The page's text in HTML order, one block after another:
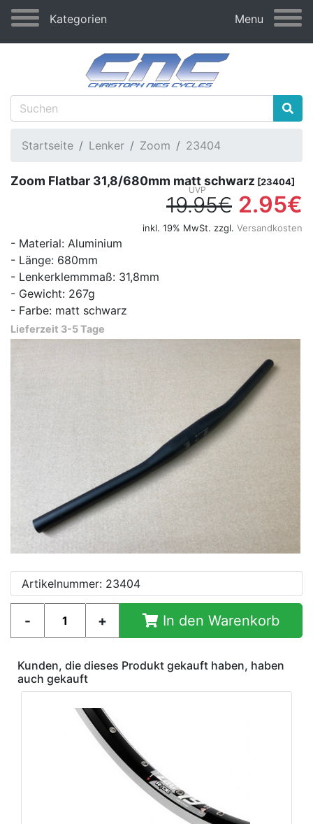
Kategorien Menu
Startseite Lenker Zoom 23404
Zoom Flatbar 31,8/680mm matt schwarz [23404]
19.95€ 2.95€
inkl. 19% MwSt. zzgl. Versandkosten
- Material: Aluminium
- Länge: 680mm
- Lenkerklemmmaß: 31,8mm
- Gewicht: 267g
- Farbe: matt schwarz
Lieferzeit 3-5 Tage
Artikelnummer: 23404
In den Warenkorb
Kunden, die dieses Produkt gekauft haben, haben
auch gekauft